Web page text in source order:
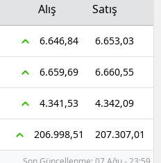
Alış Satış
6.646,84 6.653,03
6.659,69 6.660,55
4.341,53 4.342,09
206.998,51 207.307,01